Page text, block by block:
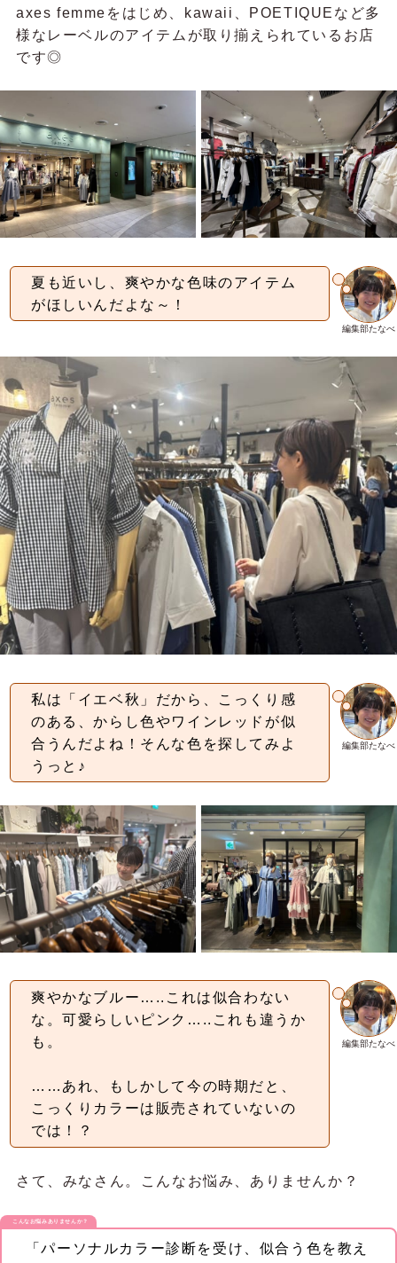
axes femmeをはじめ、kawaii、POETIQUEなど多
様なレーベルのアイテムが取り揃えられているお店
です◎
編集部たなべ
夏も近いし、爽やかな色味のアイテム
がほしいんだよな～！
編集部たなべ
私は「イエベ秋」だから、こっくり感
のある、からし色やワインレッドが似
合うんだよね！そんな色を探してみよ
うっと♪
編集部たなべ
爽やかなブルー…..これは似合わない
な。可愛らしいピンク…..これも違うか
も。
……あれ、もしかして今の時期だと、
こっくりカラーは販売されていないの
では！？
さて、みなさん。こんなお悩み、ありませんか？
こんなお悩みありませんか？
「パーソナルカラー診断を受け、似合う色を教え